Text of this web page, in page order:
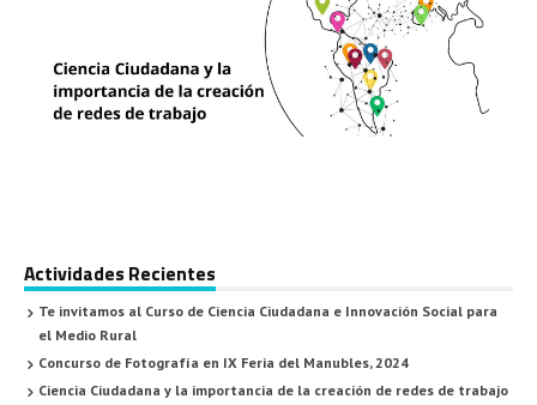
Actividades Recientes
Te invitamos al Curso de Ciencia Ciudadana e Innovación Social para
el Medio Rural
Concurso de Fotografía en IX Feria del Manubles, 2024
Ciencia Ciudadana y la importancia de la creación de redes de trabajo